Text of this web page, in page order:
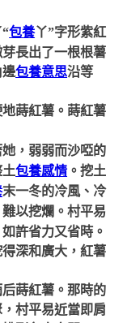
“包養丫”字形紫紅
長出了一根根薯
邊包養意思沿等
蒔紅薯。蒔紅薯
，弱弱而沙啞的
土包養感情 。挖土
末一冬的冷風、冷
以挖爛。村平易
如許省力又省時。
深和廣大，紅薯
蒔紅薯。那時的
村平易近當即肩